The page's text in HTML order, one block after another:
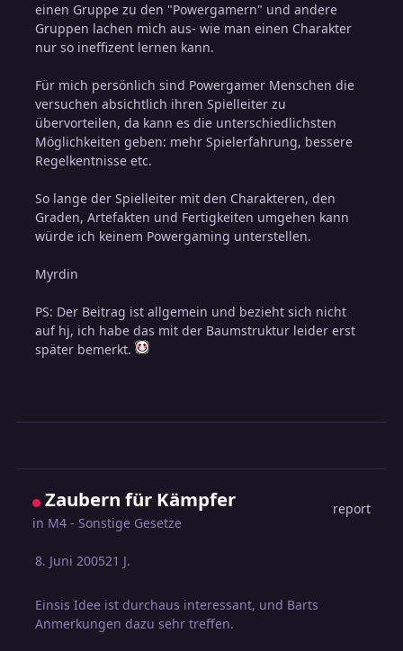
einen Gruppe zu den "Powergamern" und andere
Gruppen lachen mich aus- wie man einen Charakter
nur so ineffizent lernen kann.
Für mich persönlich sind Powergamer Menschen die
versuchen absichtlich ihren Spielleiter zu
übervorteilen, da kann es die unterschiedlichsten
Möglichkeiten geben: mehr Spielerfahrung, bessere
Regelkentnisse etc.
So lange der Spielleiter mit den Charakteren, den
Graden, Artefakten und Fertigkeiten umgehen kann
würde ich keinem Powergaming unterstellen.
Myrdin
PS: Der Beitrag ist allgemein und bezieht sich nicht
auf hj, ich habe das mit der Baumstruktur leider erst
später bemerkt.
Zaubern für Kämpfer
in M4 - Sonstige Gesetze
report
8. Juni 200521 J.
Einsis Idee ist durchaus interessant, und Barts
Anmerkungen dazu sehr treffen.